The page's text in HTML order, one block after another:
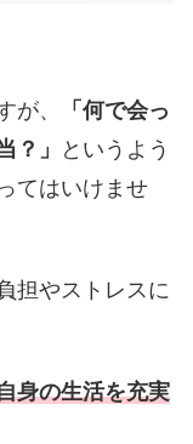
が、
「何で会っ
？」
というよう
てはいけませ
担やストレスに
身の生活を充実